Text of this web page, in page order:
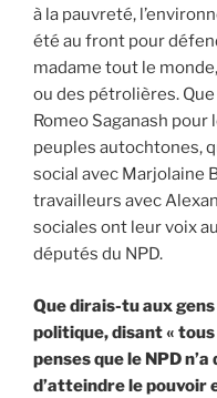
à la pauvreté,
été au front pour
madame tout le
ou des pétrolières.
Romeo Saganash
peuples autochtones,
social avec Marjolaine
travailleurs avec
sociales ont leur voix
députés du NPD.
Que dirais-tu aux
politique, disant « tous
penses que le NPD
d’atteindre le pouvoir